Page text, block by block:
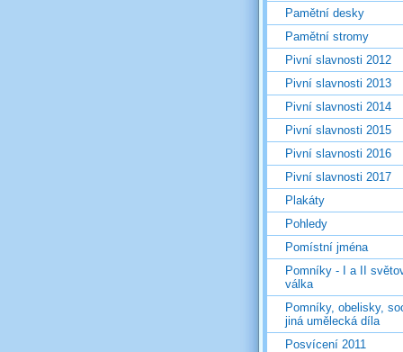
Pamětní desky
Pamětní stromy
Pivní slavnosti 2012
Pivní slavnosti 2013
Pivní slavnosti 2014
Pivní slavnosti 2015
Pivní slavnosti 2016
Pivní slavnosti 2017
Plakáty
Pohledy
Pomístní jména
Pomníky - I a II
válka
Pomníky, obelisky,
jiná umělecká díla
Posvícení 2011